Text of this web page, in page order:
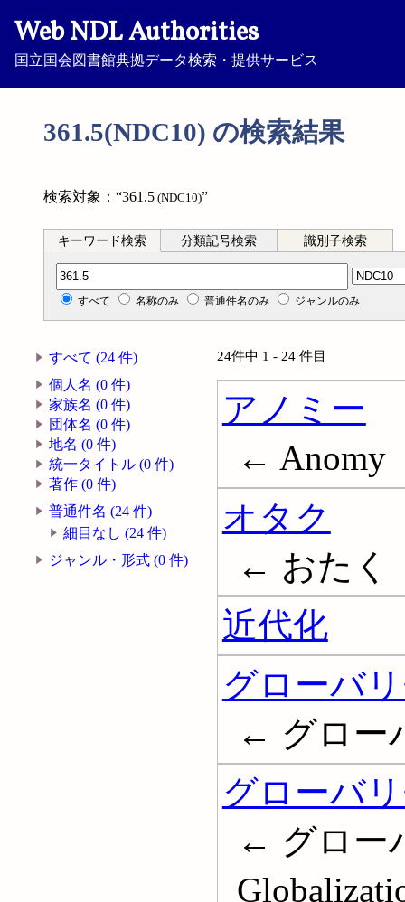
Web NDL Authorities
国立国会図書館典拠データ検索・提供サービス
361.5(NDC10) の検索結果
検索対象：“361.5 (NDC10)”
キーワード検索 分類記号検索 識別子検索
分類記号検索
すべて 名称のみ 普通件名のみ ジャンルのみ
すべて (24 件)
個人名 (0 件)
家族名 (0 件)
団体名 (0 件)
地名 (0 件)
統一タイトル (0 件)
著作 (0 件)
普通件名 (24 件)
細目なし (24 件)
ジャンル・形式 (0 件)
24件中 1 - 24 件目
アノミー
← Anomy
オタク
← おたく
近代化
グローバ
← グロー
グローバ
← グロー